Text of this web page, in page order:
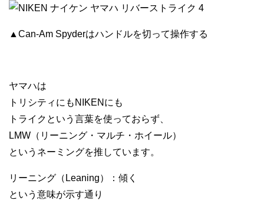
▲Can-Am Spyderはハンドルを切って操作する
ヤマハは
トリシティにもNIKENにも
トライクという言葉を使っておらず、
LMW（リーニング・マルチ・ホイール）
というネーミングを推しています。
リーニング（Leaning）：傾く
という意味が示す通り